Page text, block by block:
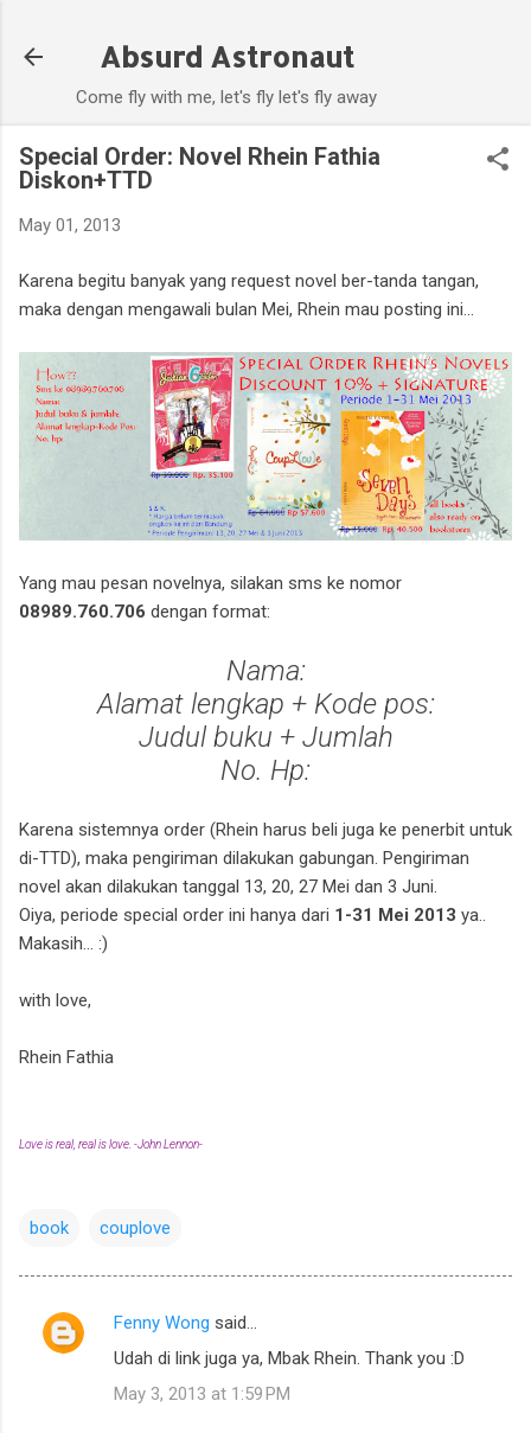
Absurd Astronaut
Come fly with me, let's fly let's fly away
Special Order: Novel Rhein Fathia
Diskon+TTD
May 01, 2013
Karena begitu banyak yang request novel ber-tanda tangan,
maka dengan mengawali bulan Mei, Rhein mau posting ini...
Yang mau pesan novelnya, silakan sms ke nomor
08989.760.706 dengan format:
Nama:
Alamat lengkap + Kode pos:
Judul buku + Jumlah
No. Hp:
Karena sistemnya order (Rhein harus beli juga ke penerbit untuk
di-TTD), maka pengiriman dilakukan gabungan. Pengiriman
novel akan dilakukan tanggal 13, 20, 27 Mei dan 3 Juni.
Oiya, periode special order ini hanya dari 1-31 Mei 2013 ya..
Makasih... :)
with love,
Rhein Fathia
Love is real, real is love. -John Lennon-
book couplove
C
Fenny Wong said…
Udah di link juga ya, Mbak Rhein. Thank you :D
May 3, 2013 at 1:59 PM